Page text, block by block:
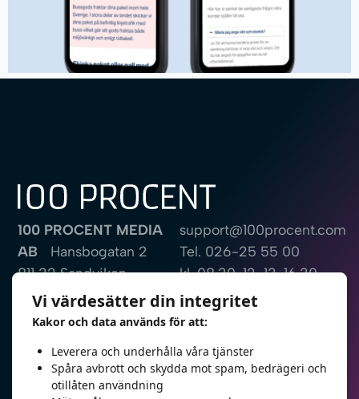
100 PROCENT MEDIA
AB Hansbogatan 2
811 32 Sandviken
Sweden
Fjärrsupport
support@100procent.com
Tel. 026-25 55 00
kl. 08.30-12, 13-16.30
Bli kontaktad
Vi värdesätter din integritet
Kakor och data används för att:
Leverera och underhålla våra tjänster
Spåra avbrott och skydda mot spam, bedrägeri och
otillåten användning